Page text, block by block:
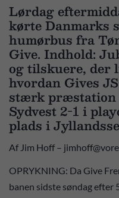
Lørdag
kørte Danmarks
humørbus fra
Give. Indhold:
og tilskuere, der
hvordan Gives
stærk præstation
Sydvest 2-1 i
plads i
Af Jim Hoff –
OPRYKNING: Da Give
banen sidste søndag efter